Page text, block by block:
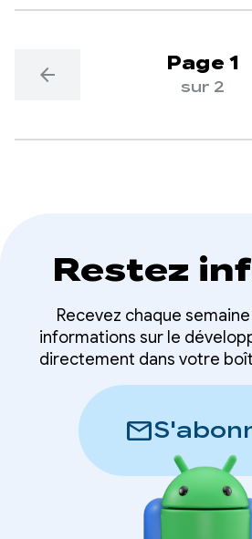
arrow_back Page 1
sur 2
Restez
Recevez chaque
informations sur le
directement dans votre
mail